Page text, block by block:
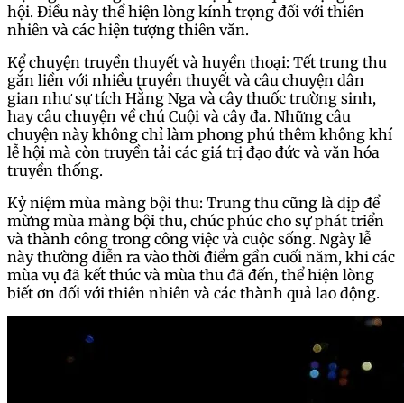
hội. Điều này thể hiện lòng kính trọng đối với thiên
nhiên và các hiện tượng thiên văn.
Kể chuyện truyền thuyết và huyền thoại: Tết trung thu
gắn liền với nhiều truyền thuyết và câu chuyện dân
gian như sự tích Hằng Nga và cây thuốc trường sinh,
hay câu chuyện về chú Cuội và cây đa. Những câu
chuyện này không chỉ làm phong phú thêm không khí
lễ hội mà còn truyền tải các giá trị đạo đức và văn hóa
truyền thống.
Kỷ niệm mùa màng bội thu: Trung thu cũng là dịp để
mừng mùa màng bội thu, chúc phúc cho sự phát triển
và thành công trong công việc và cuộc sống. Ngày lễ
này thường diễn ra vào thời điểm gần cuối năm, khi các
mùa vụ đã kết thúc và mùa thu đã đến, thể hiện lòng
biết ơn đối với thiên nhiên và các thành quả lao động.